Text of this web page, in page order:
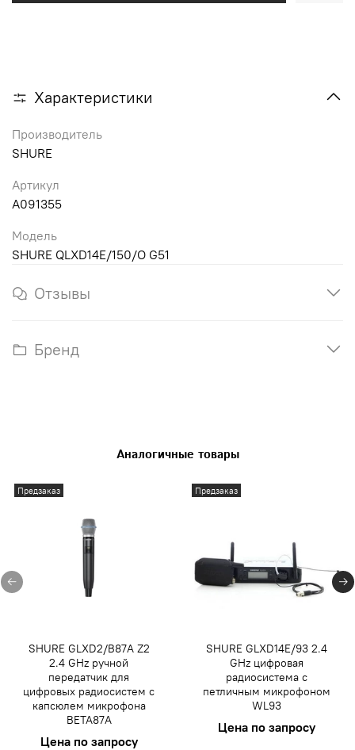
Характеристики
Производитель
SHURE
Артикул
A091355
Модель
SHURE QLXD14E/150/O G51
Отзывы
Бренд
Аналогичные товары
Предзаказ
SHURE GLXD2/B87A Z2
2.4 GHz ручной
передатчик для
цифровых радиосистем с
капсюлем микрофона
BETA87A
Цена по запросу
Предзаказ
SHURE GLXD14E/93 2.4
GHz цифровая
радиосистема с
петличным микрофоном
WL93
Цена по запросу